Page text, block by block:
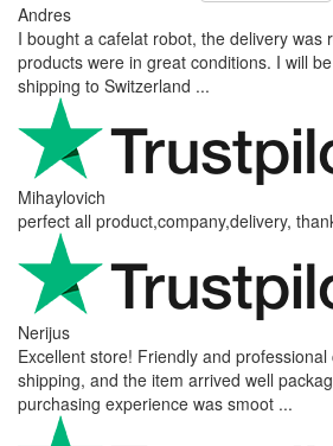
Andres
I bought a cafelat robot, the delivery was
products were in great conditions. I will
shipping to Switzerland ...
Mihaylovich
perfect all product,company,delivery,
Nerijus
Excellent store! Friendly and
shipping, and the item arrived well
purchasing experience was smoot ...